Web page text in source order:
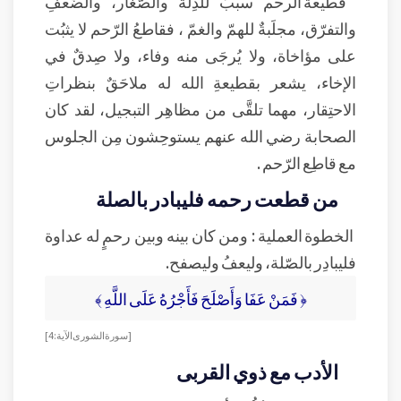
والتفرّق، مجلَبةٌ للهمّ والغمّ ، فقاطعُ الرّحم لا يثبُت
على مؤاخاة، ولا يُرجَى منه وفاء، ولا صِدقٌ في
الإخاء، يشعر بقطيعةِ الله له ملاحَقٌ بنظراتِ
الاحتِقار، مهما تلقَّى من مظاهِر التبجيل، لقد كان
الصحابة رضي الله عنهم يستوحِشون مِن الجلوس
مع قاطِع الرّحم .
من قطعت رحمه فليبادر بالصلة
الخطوة العملية : ومن كان بينه وبين رحمٍ له عداوة
فليبادِر بالصّلة، وليعفُ وليصفح.
﴿ فَمَنْ عَفَا وَأَصْلَحَ فَأَجْرُهُ عَلَى اللَّهِ ﴾
[سورة الشورى الآية: 4]
الأدب مع ذوي القربى